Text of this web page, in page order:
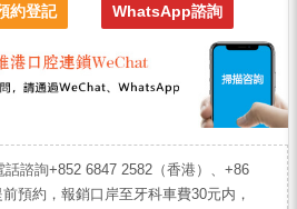
約登記 WhatsApp諮詢
話諮詢+852 6847 2582（香港）、+86
預約，報銷口岸至牙科車費30元内，